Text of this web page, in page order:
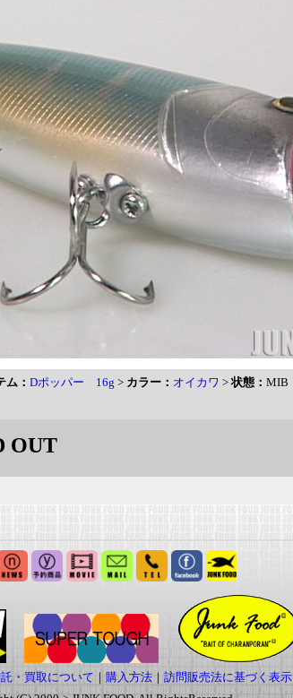
ム： Dポッパー 16g > カラー： オイカワ >状態： MIB
OUT
・買取について ｜ 購入方法｜ 訪問販売法に基づく表示